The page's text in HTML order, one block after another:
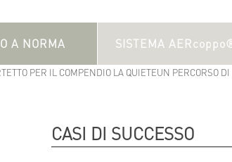
A NORMA SISTEMA
PER IL COMPENDIO LA QUIETEUN PERCORSO
CASI DI SUCCESSO